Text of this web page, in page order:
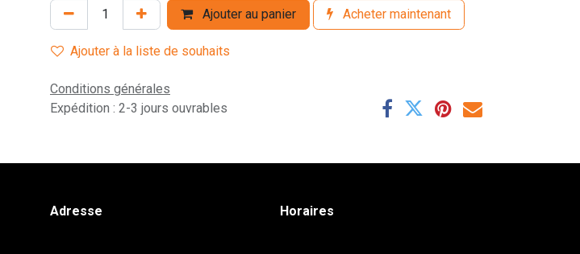
Ajouter au panier Acheter maintenant
Ajouter à la liste de souhaits
Conditions générales
Expédition : 2-3 jours ouvrables
Adresse Horaires